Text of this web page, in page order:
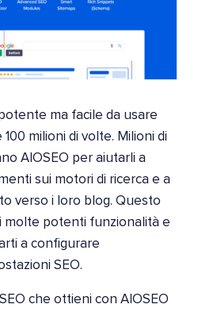
ma facile da usare
milioni di volte. Milioni di
AIOSEO per aiutarli a
sui motori di ricerca e a
verso i loro blog. Questo
molte potenti funzionalità e
a configurare
SEO.
che ottieni con AIOSEO